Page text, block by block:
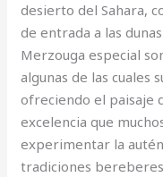
desierto del Sahara,
de entrada a las
Merzouga especial
algunas de las cuales
ofreciendo el paisaje
excelencia que
experimentar la
tradiciones bereberes